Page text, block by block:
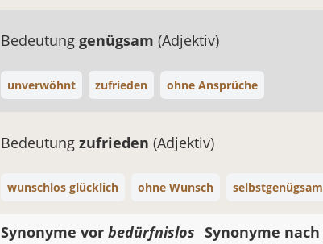
Bedeutung genügsam (Adjektiv)
unverwöhnt zufrieden ohne Ansprüche
Bedeutung zufrieden (Adjektiv)
wunschlos glücklich ohne Wunsch selbstgenügsam
Synonyme vor bedürfnislos Synonyme nach